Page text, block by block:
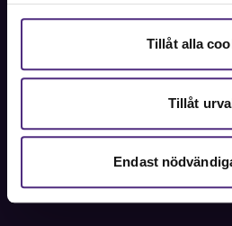
Tillåt alla
Tillåt
Endast
Fackförbundet för